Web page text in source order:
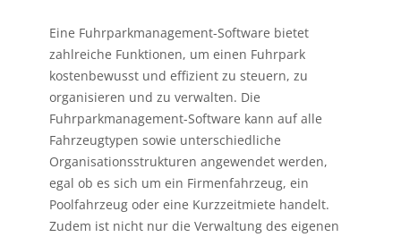
Eine Fuhrparkmanagement-Software bietet
zahlreiche Funktionen, um einen Fuhrpark
kostenbewusst und effizient zu steuern, zu
organisieren und zu verwalten. Die
Fuhrparkmanagement-Software kann auf alle
Fahrzeugtypen sowie unterschiedliche
Organisationsstrukturen angewendet werden,
egal ob es sich um ein Firmenfahrzeug, ein
Poolfahrzeug oder eine Kurzzeitmiete handelt.
Zudem ist nicht nur die Verwaltung des eigenen